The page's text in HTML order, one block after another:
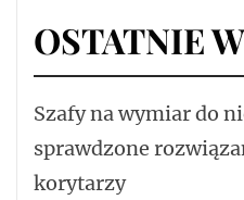
OSTATNIE
Szafy na wymiar do
sprawdzone
korytarzy